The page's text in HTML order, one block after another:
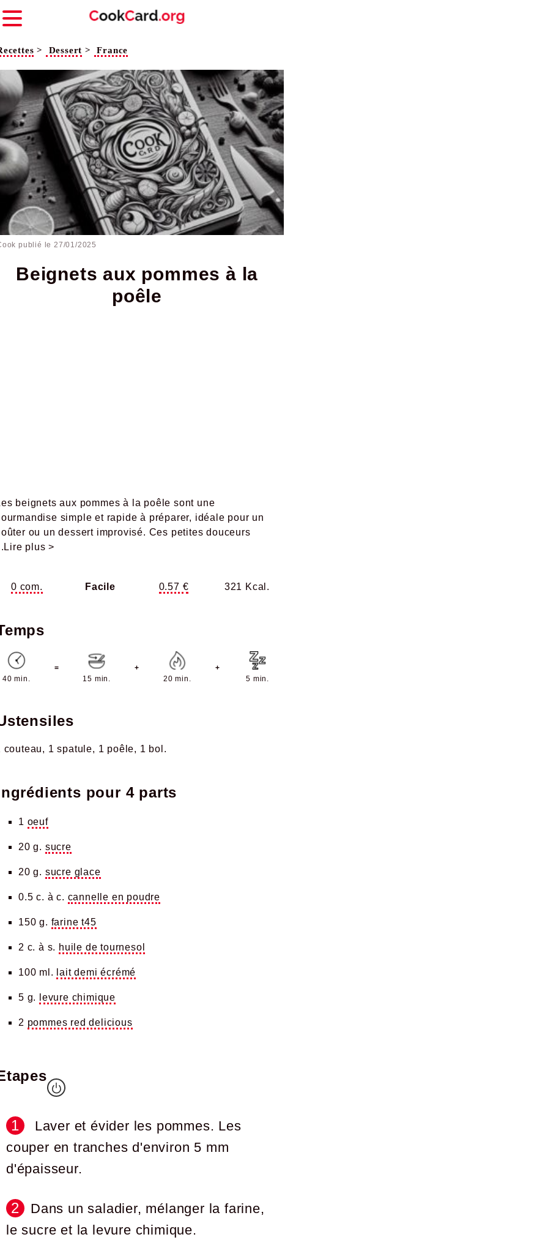
> Dessert > France
publié le27/01/2025
Beignets aux pommes à la
poêle
beignets aux pommes à la poêle sont une
simple et rapide à préparer, idéale pour un
ou un dessert improvisé. Ces petites douceurs
plus >
0 com. Facile 0.57 € 321 Kcal.
Temps
40 min.
=
15 min.
+
20 min.
+
5 min.
Ustensiles
couteau 1 spatule 1 poêle 1 bol
Ingrédients pour 4 parts
1 oeuf
20 g. sucre
20 g. sucre glace
0.5 c. à c. cannelle en poudre
150 g. farine t45
2 c. à s. huile de tournesol
100 ml. lait demi écrémé
5 g. levure chimique
2 pommes red delicious
Etapes
Laver et évider les pommes. Les
couper en tranches d'environ 5 mm
d'épaisseur.
Dans un saladier, mélanger la farine,
le sucre et la levure chimique.